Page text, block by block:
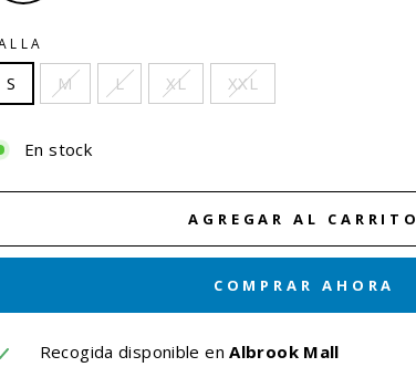
S M L XL XXL
En stock
AGREGAR AL CARRITO
COMPRAR AHORA
Recogida disponible enAlbrook Mall